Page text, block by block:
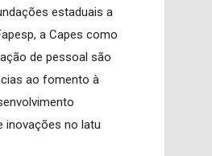
estaduais a
a Capes como
de pessoal são
ao fomento à
inovações no latu